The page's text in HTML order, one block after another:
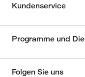
Kundenservice
Programme und
Folgen Sie uns